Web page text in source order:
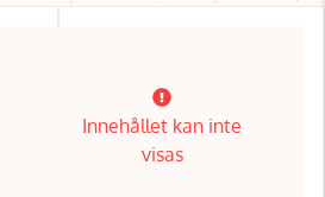
Innehållet kan inte
visas